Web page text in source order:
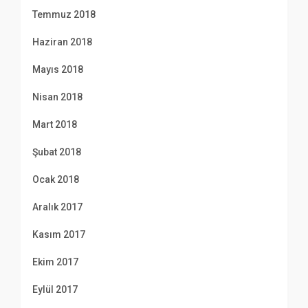
Temmuz 2018
Haziran 2018
Mayıs 2018
Nisan 2018
Mart 2018
Şubat 2018
Ocak 2018
Aralık 2017
Kasım 2017
Ekim 2017
Eylül 2017